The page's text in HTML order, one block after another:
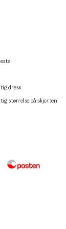
dress
størrelse på skjorten